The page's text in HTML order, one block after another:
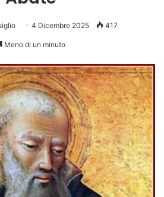
4 Dicembre 2025 417
Meno di un minuto